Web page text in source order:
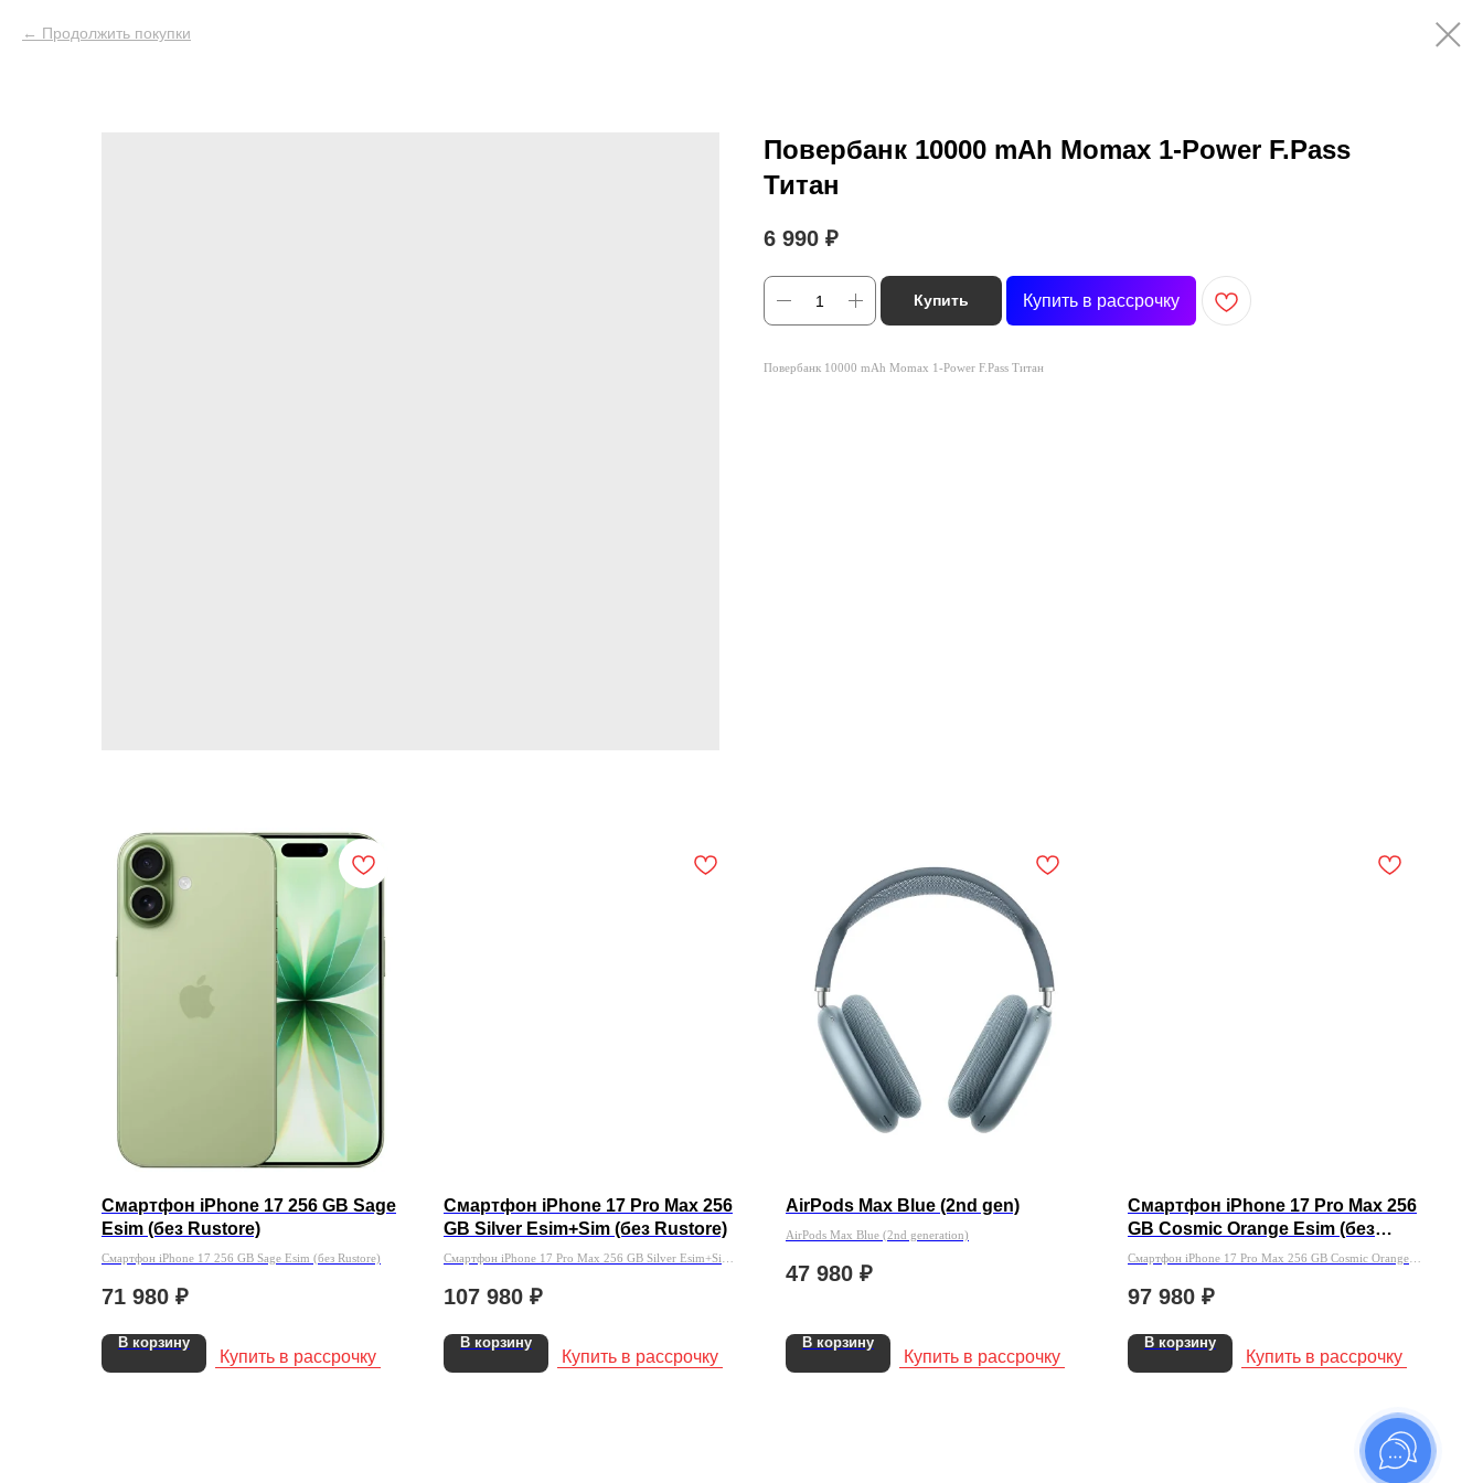
Продолжить покупки
Повербанк 10000 mAh Momax 1-Power F.Pass
Титан
6 990 ₽
Купить Купить в рассрочку
Повербанк 10000 mAh Momax 1-Power F.Pass Титан
Смартфон iPhone 17 256 GB Sage
Esim (без Rustore)
Смартфон iPhone 17 256 GB Sage Esim (без Rustore)
71 980 ₽
В корзину
Купить в рассрочку
Смартфон iPhone 17 Pro Max 256
GB Silver Esim+Sim (без Rustore)
Смартфон iPhone 17 Pro Max 256 GB Silver Esim+Sim
107 980 ₽
В корзину
Купить в рассрочку
AirPods Max Blue (2nd gen)
AirPods Max Blue (2nd generation)
47 980 ₽
В корзину
Купить в рассрочку
Смартфон iPhone 17 Pro Max 256
GB Cosmic Orange Esim (без
Rustore)
Смартфон iPhone 17 Pro Max 256 GB Cosmic Orange
97 980 ₽
В корзину
Купить в рассрочку